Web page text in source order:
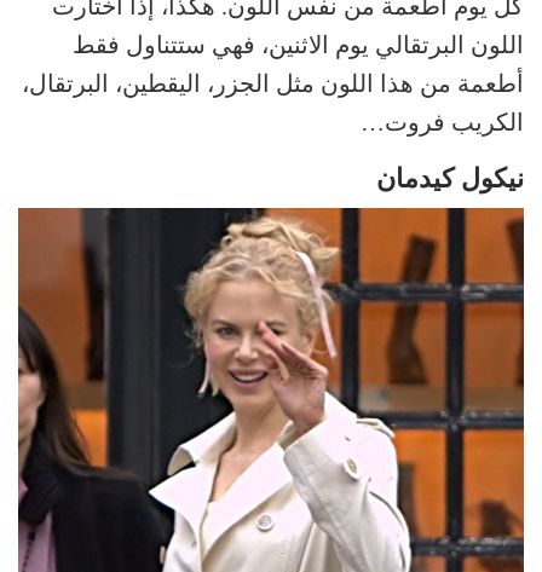
كل يوم أطعمة من نفس اللون. هكذا، إذا اختارت
اللون البرتقالي يوم الاثنين، فهي ستتناول فقط
أطعمة من هذا اللون مثل الجزر، اليقطين، البرتقال،
الكريب فروت…
نيكول كيدمان